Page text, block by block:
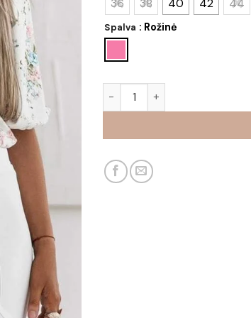
36 38 40 42 44
Spalva : Rožinė
produkto kiekis: Marškiniai